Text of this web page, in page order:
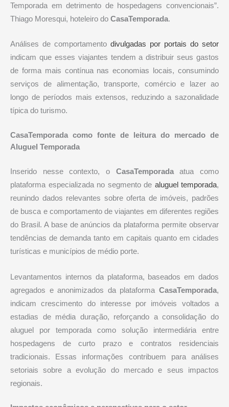
Temporada em detrimento de hospedagens convencionais”.
Thiago Moresqui, hoteleiro do CasaTemporada.
Análises de comportamento divulgadas por portais do setor
indicam que esses viajantes tendem a distribuir seus gastos
de forma mais contínua nas economias locais, consumindo
serviços de alimentação, transporte, comércio e lazer ao
longo de períodos mais extensos, reduzindo a sazonalidade
típica do turismo.
CasaTemporada como fonte de leitura do mercado de
Aluguel Temporada
Inserido nesse contexto, o CasaTemporadaatua como
plataforma especializada no segmento de aluguel temporada,
reunindo dados relevantes sobre oferta de imóveis, padrões
de busca e comportamento de viajantes em diferentes regiões
do Brasil. A base de anúncios da plataforma permite observar
tendências de demanda tanto em capitais quanto em cidades
turísticas e municípios de médio porte.
Levantamentos internos da plataforma, baseados em dados
agregados e anonimizados da plataforma CasaTemporada,
indicam crescimento do interesse por imóveis voltados a
estadias de média duração, reforçando a consolidação do
aluguel por temporada como solução intermediária entre
hospedagens de curto prazo e contratos residenciais
tradicionais. Essas informações contribuem para análises
setoriais sobre a evolução do mercado e seus impactos
regionais.